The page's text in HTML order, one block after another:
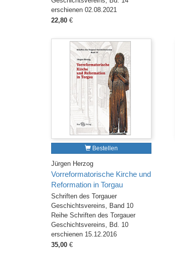
erschienen 02.08.2021
22,80 €
Bestellen
Jürgen Herzog
Vorreformatorische Kirche und
Reformation in Torgau
Schriften des Torgauer
Geschichtsvereins, Band 10
Reihe Schriften des Torgauer
Geschichtsvereins, Bd. 10
erschienen 15.12.2016
35,00 €